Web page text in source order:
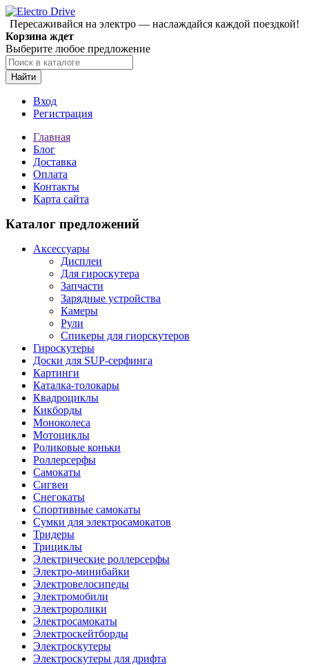
Пересаживайся на электро — наслаждайся каждой поездкой!
Корзина ждет
Выберите любое предложение
Найти
Вход
Регистрация
Главная
Блог
Доставка
Оплата
Контакты
Карта сайта
Каталог предложений
Аксессуары
Дисплеи
Для гироскутера
Запчасти
Зарядные устройства
Камеры
Рули
Спикеры для гиорскутеров
Гироскутеры
Доски для SUP-серфинга
Картинги
Каталка-толокары
Квадроциклы
Кикборды
Моноколеса
Мотоциклы
Роликовые коньки
Роллерсерфы
Самокаты
Сигвеи
Снегокаты
Спортивные самокаты
Сумки для электросамокатов
Тридеры
Трициклы
Электрические роллерсерфы
Электро-минибайки
Электровелосипеды
Электромобили
Электроролики
Электросамокаты
Электроскейтборды
Электроскутеры
Электроскутеры для дрифта